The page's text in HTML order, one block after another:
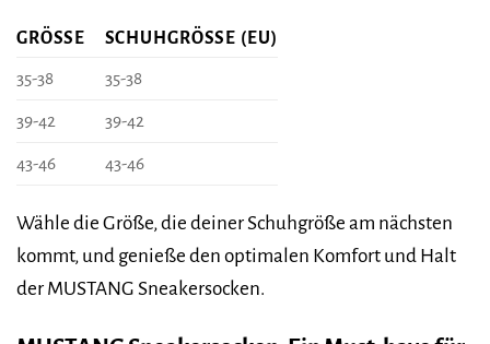
GRÖSSE SCHUHGRÖSSE (EU)
35-38 35-38
39-42 39-42
43-46 43-46
Wähle die Größe, die deiner Schuhgröße am nächsten
kommt, und genieße den optimalen Komfort und Halt
der MUSTANG Sneakersocken.